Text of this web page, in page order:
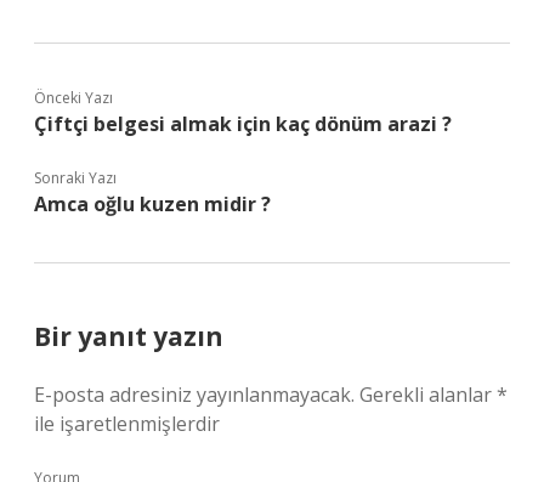
Önceki Yazı
Çiftçi belgesi almak için kaç dönüm arazi ?
Sonraki Yazı
Amca oğlu kuzen midir ?
Bir yanıt yazın
E-posta adresiniz yayınlanmayacak. Gerekli alanlar*
ile işaretlenmişlerdir
Yorum